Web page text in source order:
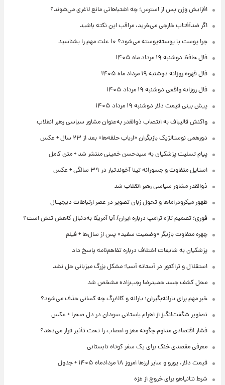
افزایش وزن پس از استرس؛ چه اشتباهاتی مانع لاغری می‌شوند؟
اگر ضدآفتاب خارجی می‌خرید، مراقب این نکته باشید
چرا پوست پا پوسته‌پوسته می‌شود؟ ۱۰ علت مهم را بشناسید
فال حافظ دوشنبه ۱۹ مرداد ماه ۱۴۰۵
فال قهوه روزانه دوشنبه ۱۹ مرداد ماه ۱۴۰۵
فال روزانه واقعی دوشنبه ۱۹ مرداد ۱۴۰۵
پیش‌ بینی قیمت دلار دوشنبه ۱۹ مرداد ۱۴۰۵
واکنش قالیباف به انتصاب ذوالقدر به‌عنوان مشاور سیاسی رهبر انقلاب
دورهمی نوستالژیک بازیگران «ارباب حلقه‌ها» بعد از ۲۳ سال + عکس
پیام تسلیت پزشکیان به سیدحسن خمینی منتشر شد + متن کامل
استایل متفاوت و جسورانه تینا آخوندتبار در ۳۹ سالگی + عکس
ذوالقدر مشاور سیاسی رهبر انقلاب شد
ظهور میکرودراماها و تحول زبان تصویر در عصر ارتباطات دیجیتال
فوری؛ تصمیم تازه ترامپ درباره ایران/ آیا آمریکا به‌دنبال کاهش تنش است؟
چهره متفاوت بازیگر «وضعیت سفید» پس از سال‌ها + فیلم
پزشکیان به شایعات اختلاف درباره تفاهم‌نامه پاسخ داد
استقلال و تراکتور در آستانه آسیا؛ مشکل بزرگ میزبانی حل نشد
محل کشف جسد حمیدرضا رجب‌زاده مشخص شد
خبر مهم برای یارانه‌بگیران؛ یارانه و کالابرگ چه کسانی حذف می‌شود؟
تصاویر شگفت‌انگیز از اهرام باستانی سودان در دل صحرا + عکس
فشار اقتصادی مداوم چگونه مغز و اعصاب را تحت تأثیر قرار می‌دهد؟
معرفی مقصدی خنک برای یک سفر کوتاه تابستانی
قیمت دلار، یورو و سایر ارزها امروز ۱۸ مردادماه ۱۴۰۵ + جدول
شرط نتانیاهو برای خروج از غزه